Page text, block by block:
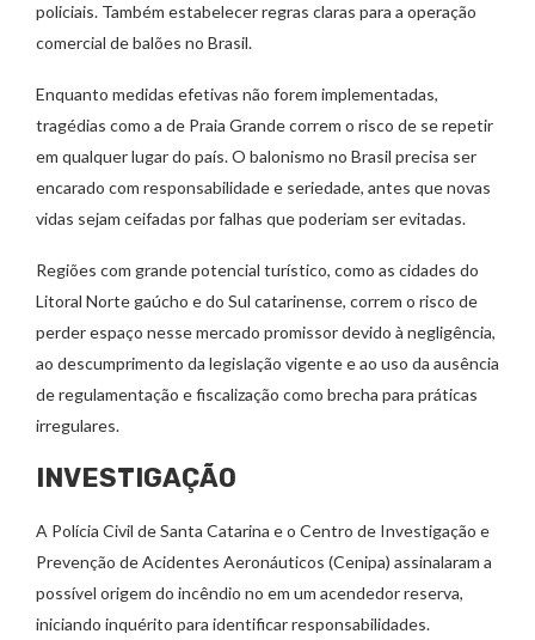
policiais. Também estabelecer regras claras para a operação
comercial de balões no Brasil.
Enquanto medidas efetivas não forem implementadas,
tragédias como a de Praia Grande correm o risco de se repetir
em qualquer lugar do país. O balonismo no Brasil precisa ser
encarado com responsabilidade e seriedade, antes que novas
vidas sejam ceifadas por falhas que poderiam ser evitadas.
Regiões com grande potencial turístico, como as cidades do
Litoral Norte gaúcho e do Sul catarinense, correm o risco de
perder espaço nesse mercado promissor devido à negligência,
ao descumprimento da legislação vigente e ao uso da ausência
de regulamentação e fiscalização como brecha para práticas
irregulares.
INVESTIGAÇÃO
A Polícia Civil de Santa Catarina e o Centro de Investigação e
Prevenção de Acidentes Aeronáuticos (Cenipa) assinalaram a
possível origem do incêndio no em um acendedor reserva,
iniciando inquérito para identificar responsabilidades.